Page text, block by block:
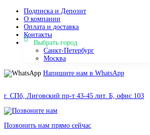
Подписка и Депозит
О компании
Оплата и доставка
Контакты
Выбрать город
Санкт-Петербург
Москва
Напишите нам в WhatsApp
г. СПб, Лиговский пр-т 43-45 лит. Б, офис 103
Позвонить нам прямо сейчас